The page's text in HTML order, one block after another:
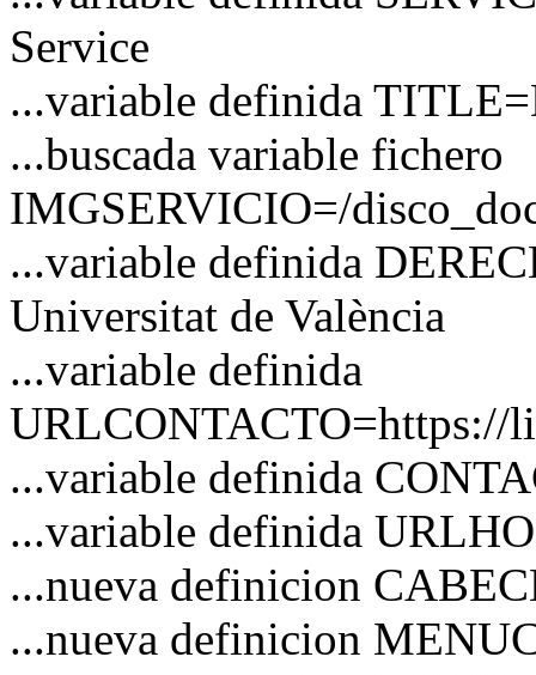
Service
...variable definida
...buscada variable fichero
IMGSERVICIO=/
...variable definida
Universitat de València
...variable definida
URLCONTACTO=https://
...variable definida
...variable definida
...nueva definicion
...nueva definicion